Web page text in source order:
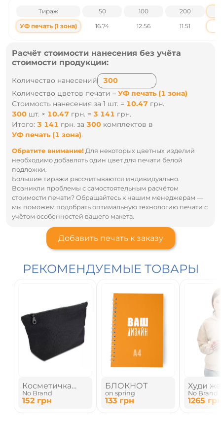
Тираж 50 100 200
УФ печать (1 зона)
16.74 12.56 11.51
Расчёт стоимости нанесения без учёта
стоимости продукции:
Количество нанесений
Количество цветов печати – УФ печать (1 зона)
Стоимость нанесения за 1 шт. = 10.47 грн.
300 шт. × 10.47 грн. = 3 141 грн.
Итого: 3 141 грн. за 300 комплектов в
УФ печать (1 зона).
Обратите внимание! Для некоторых цветных изделий
необходимо добавлять один цвет для печати белой
подложки.
Большие тиражи рассчитываются индивидуально.
Возникли проблемы с самостоятельным расчётом
стоимости печати? Обращайтесь к нашим менеджерам —
мы поможем подобрать оптимальную технологию печати с
учётом особенностей вашего макета.
Добавить печать к заказу
РЕКОМЕНДУЕМЫЕ ТОВАРЫ
Косметичка
дорожная,
органайзер
No Brand
152 грн
БЛОКНОТ
on spring
133 грн
Худи
на
No Brand
1265